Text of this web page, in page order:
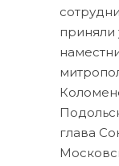
приняли
глава